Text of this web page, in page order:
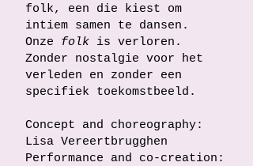
folk, een die kiest om
intiem samen te dansen.
Onze folk is verloren.
Zonder nostalgie voor het
verleden en zonder een
specifiek toekomstbeeld.
Concept and choreography:
Lisa Vereertbrugghen
Performance and co-creation: